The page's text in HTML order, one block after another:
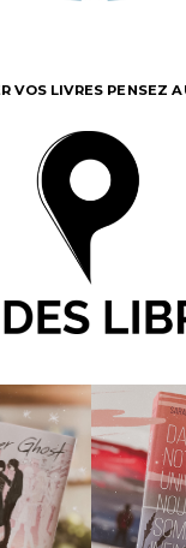
VOS LIVRES PENSEZ